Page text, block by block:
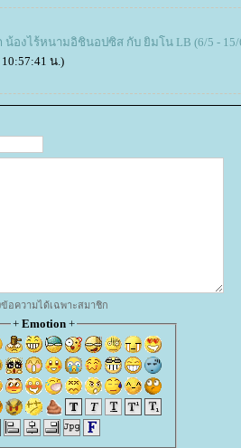
น้องไร้หนามอิชินอปซิส กับ ยิมโน LB (6/5 - 15/
น.)
อความได้เฉพาะสมาชิก
+ Emotion+